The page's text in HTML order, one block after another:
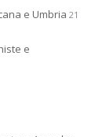
e Umbria 21
e